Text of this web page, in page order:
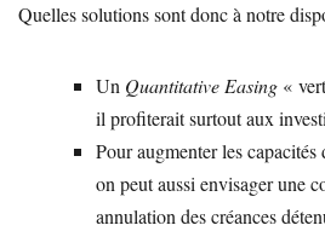
Quelles solutions sont donc à notre
Un Quantitative Easing «
il profiterait surtout aux
Pour augmenter les
on peut aussi envisager une
annulation des créances